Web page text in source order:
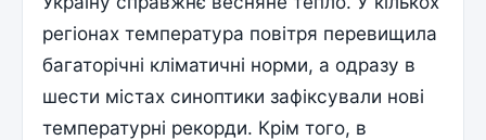
регіонах температура повітря перевищила
багаторічні кліматичні норми, а одразу в
шести містах синоптики зафіксували нові
температурні рекорди. Крім того, в